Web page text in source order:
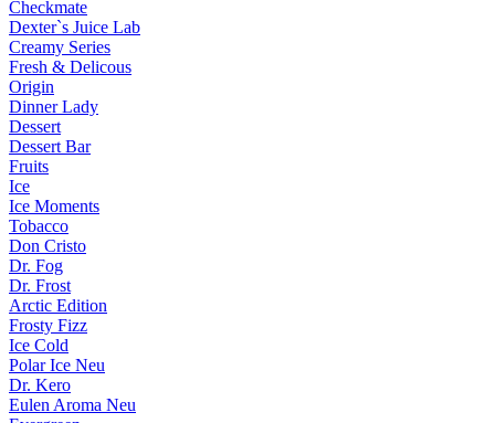
Checkmate
Dexter`s Juice Lab
Creamy Series
Fresh & Delicous
Origin
Dinner Lady
Dessert
Dessert Bar
Fruits
Ice
Ice Moments
Tobacco
Don Cristo
Dr. Fog
Dr. Frost
Arctic Edition
Frosty Fizz
Ice Cold
Polar Ice Neu
Dr. Kero
Eulen Aroma Neu